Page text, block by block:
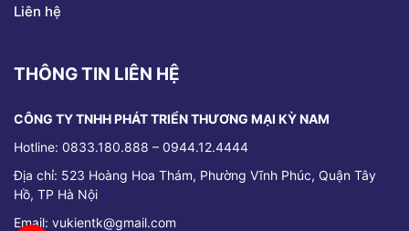
Liên hệ
THÔNG TIN LIÊN HỆ
CÔNG TY TNHH PHÁT TRIỂN THƯƠNG MẠI KỲ NAM
Hotline: 0833.180.888 – 0944.12.4444
Địa chỉ: 523 Hoàng Hoa Thám, Phường Vĩnh Phúc, Quận Tây
Hồ, TP Hà Nội
Email: vukientk@gmail.com